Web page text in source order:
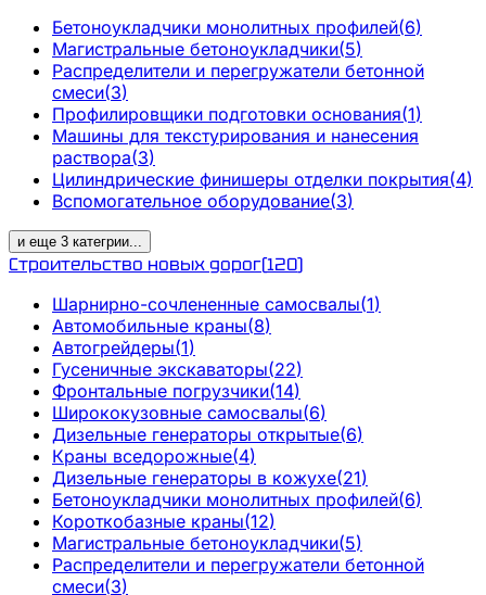
Бетоноукладчики монолитных профилей(6)
Магистральные бетоноукладчики(5)
Распределители и перегружатели бетонной
смеси(3)
Профилировщики подготовки основания(1)
Машины для текстурирования и нанесения
раствора(3)
Цилиндрические финишеры отделки покрытия(4)
Вспомогательное оборудование(3)
и еще 3 категрии...
Строительство новых дорог(120)
Шарнирно-сочлененные самосвалы(1)
Автомобильные краны(8)
Автогрейдеры(1)
Гусеничные экскаваторы(22)
Фронтальные погрузчики(14)
Ширококузовные самосвалы(6)
Дизельные генераторы открытые(6)
Краны вседорожные(4)
Дизельные генераторы в кожухе(21)
Бетоноукладчики монолитных профилей(6)
Короткобазные краны(12)
Магистральные бетоноукладчики(5)
Распределители и перегружатели бетонной
смеси(3)